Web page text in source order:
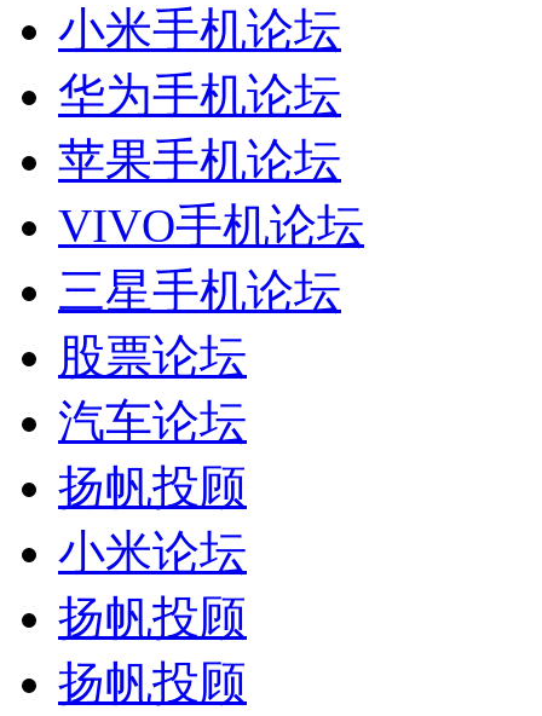
小米手机论坛
华为手机论坛
苹果手机论坛
VIVO手机论坛
三星手机论坛
股票论坛
汽车论坛
扬帆投顾
小米论坛
扬帆投顾
扬帆投顾